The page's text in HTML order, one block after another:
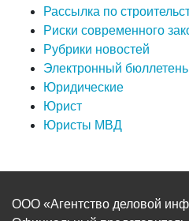
Рассылка по
Риски современного
Рубрики новостей
Электронный бюллетень
Юридические
Юрист
Юристы МВД
ООО «Агентство деловой